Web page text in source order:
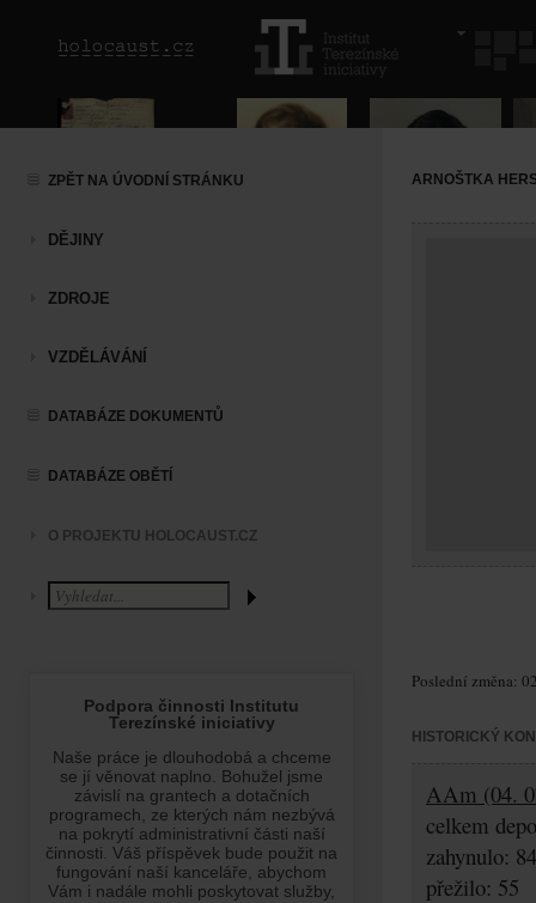
ZPĚT NA ÚVODNÍ STRÁNKU
DĚJINY
ZDROJE
VZDĚLÁVÁNÍ
DATABÁZE DOKUMENTŮ
DATABÁZE OBĚTÍ
O PROJEKTU HOLOCAUST.CZ
ARNOŠTKA
Poslední změna:
HISTORICKÝ
AAm (04.
celkem
zahynulo:
přežilo: 55